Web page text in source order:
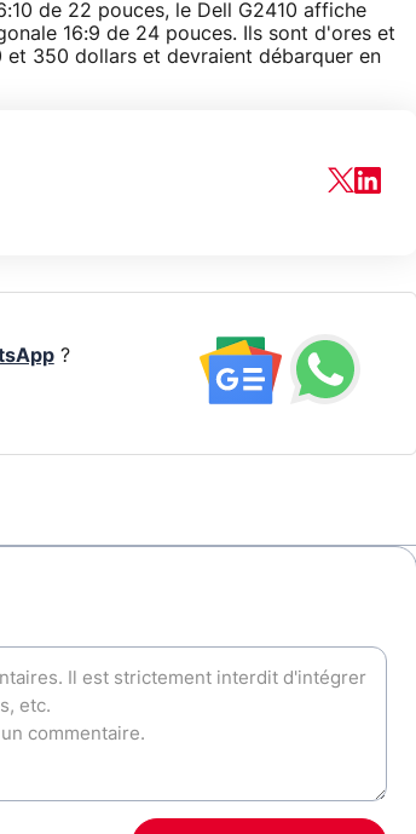
de 22 pouces, le Dell G2410 affiche
16:9 de 24 pouces. Ils sont d'ores et
350 dollars et devraient débarquer en
?